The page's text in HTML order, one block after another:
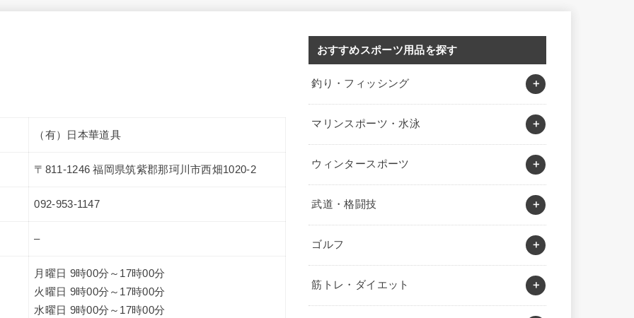
（有）日本華道具
〒811-1246 福岡県筑紫郡那珂川市西畑1020-2
092-953-1147
–
月曜日 9時00分～17時00分
火曜日 9時00分～17時00分
水曜日 9時00分～17時00分
おすすめスポーツ用品を探す
釣り・フィッシング
マリンスポーツ・水泳
ウィンタースポーツ
武道・格闘技
ゴルフ
筋トレ・ダイエット